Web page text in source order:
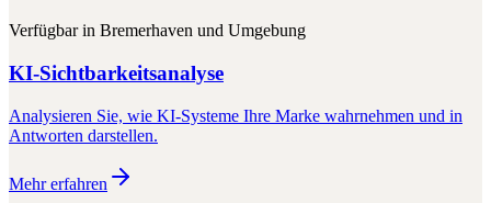
Verfügbar in Bremerhaven und Umgebung
KI-Sichtbarkeitsanalyse
Analysieren Sie, wie KI-Systeme Ihre Marke wahrnehmen und in
Antworten darstellen.
Mehr erfahren